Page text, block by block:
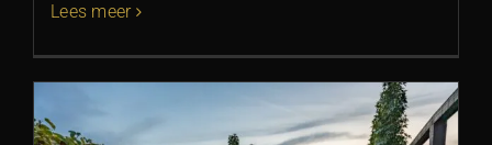
Lees meer